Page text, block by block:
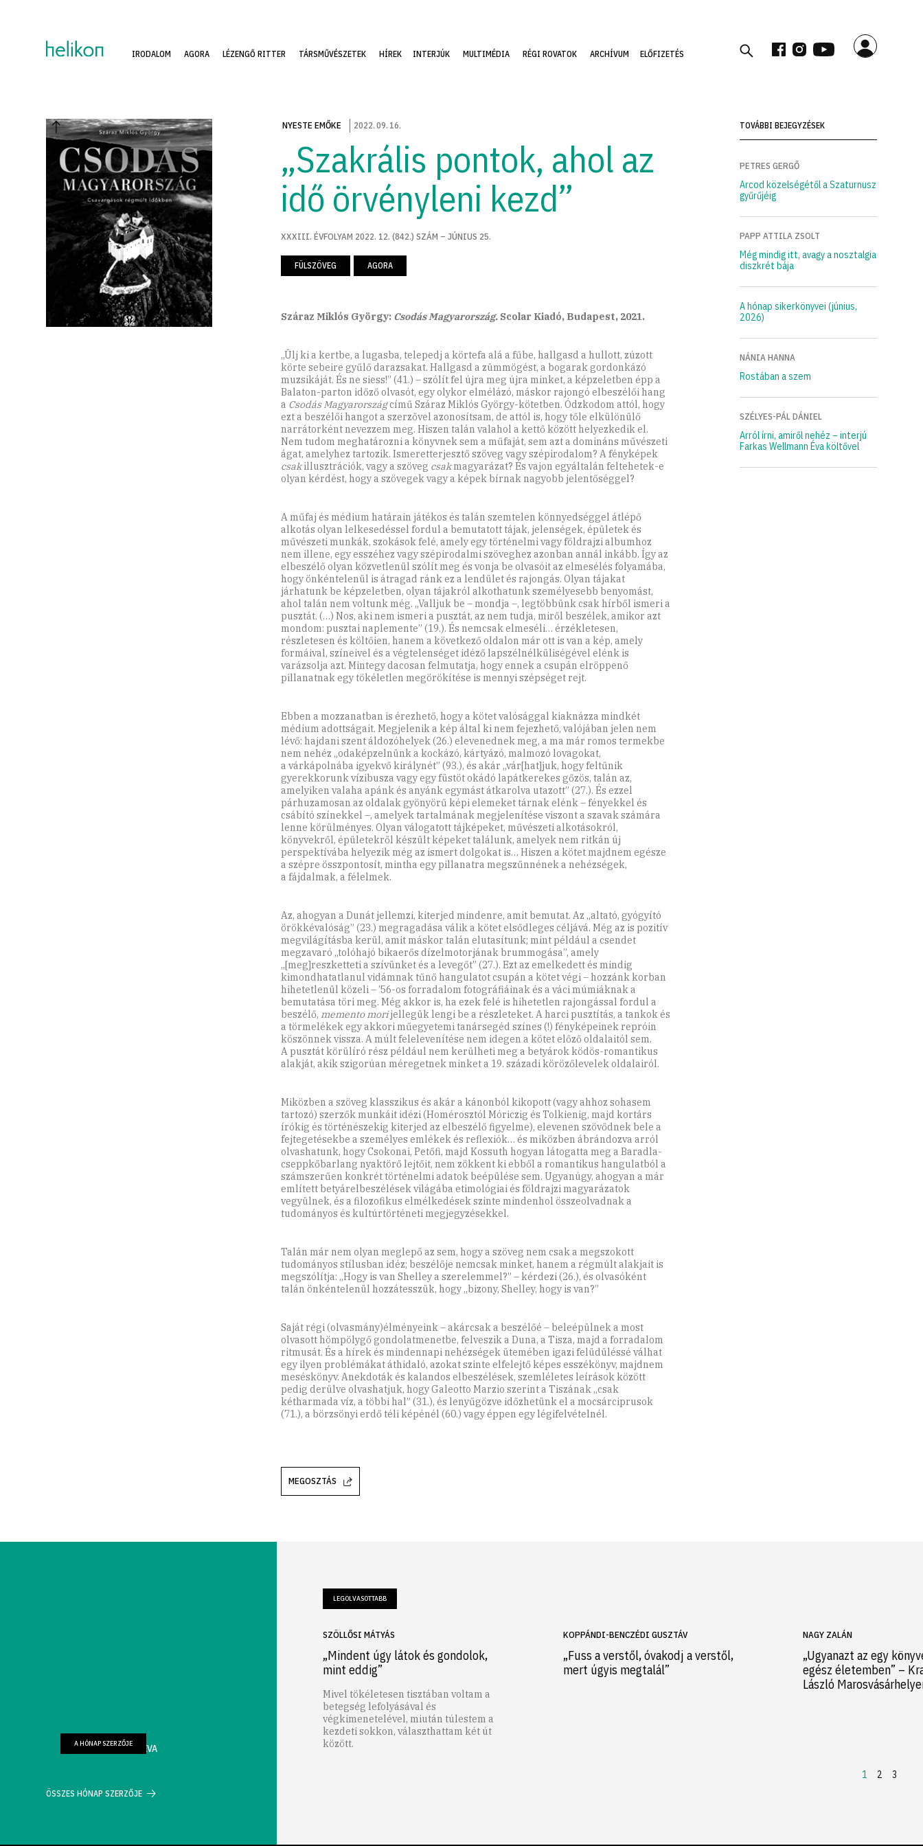
IRODALOM AGORA LÉZENGŐ RITTER TÁRSMŰVÉSZETEK HÍREK INTERJÚK MULTIMÉDIA RÉGI ROVATOK ARCHÍVUM ELŐFIZETÉS
NYESTE EMŐKE 2022.09. 16.
„Szakrális pontok, ahol az
idő örvényleni kezd”
XXXIII. ÉVFOLYAM 2022. 12. (842.) SZÁM – JÚNIUS 25.
FÜLSZÖVEG AGORA
Száraz Miklós György: Csodás Magyarország. Scolar Kiadó, Budapest, 2021.
„Ülj ki a kertbe, a lugasba, telepedj a körtefa alá a fűbe, hallgasd a hullott, zúzott
körte sebeire gyűlő darazsakat. Hallgasd a zümmögést, a bogarak gordonkázó
muzsikáját. És ne siess!” (41.) – szólít fel újra meg újra minket, a képzeletben épp a
Balaton-parton időző olvasót, egy olykor elmélázó, máskor rajongó elbeszélői hang
a Csodás Magyarországcímű Száraz Miklós György-kötetben. Ódzkodom attól, hogy
ezt a beszélői hangot a szerzővel azonosítsam, de attól is, hogy tőle elkülönülő
narrátorként nevezzem meg. Hiszen talán valahol a kettő között helyezkedik el.
Nem tudom meghatározni a könyvnek sem a műfaját, sem azt a domináns művészeti
ágat, amelyhez tartozik. Ismeretterjesztő szöveg vagy szépirodalom? A fényképek
csakillusztrációk, vagy a szöveg csakmagyarázat? És vajon egyáltalán feltehetek-e
olyan kérdést, hogy a szövegek vagy a képek bírnak nagyobb jelentőséggel?
A műfaj és médium határain játékos és talán szemtelen könnyedséggel átlépő
alkotás olyan lelkesedéssel fordul a bemutatott tájak, jelenségek, épületek és
művészeti munkák, szokások felé, amely egy történelmi vagy földrajzi albumhoz
nem illene, egy esszéhez vagy szépirodalmi szöveghez azonban annál inkább. Így az
elbeszélő olyan közvetlenül szólít meg és vonja be olvasóit az elmesélés folyamába,
hogy önkéntelenül is átragad ránk ez a lendület és rajongás. Olyan tájakat
járhatunk be képzeletben, olyan tájakról alkothatunk személyesebb benyomást,
ahol talán nem voltunk még. „Valljuk be – mondja –, legtöbbünk csak hírből ismeri a
pusztát. (…) Nos, aki nem ismeri a pusztát, az nem tudja, miről beszélek, amikor azt
mondom: pusztai naplemente” (19.). És nemcsak elmeséli… érzékletesen,
részletesen és költőien, hanem a következő oldalon már ott is van a kép, amely
formáival, színeivel és a végtelenséget idéző lapszélnélküliségével elénk is
varázsolja azt. Mintegy dacosan felmutatja, hogy ennek a csupán elröppenő
pillanatnak egy tökéletlen megörökítése is mennyi szépséget rejt.
Ebben a mozzanatban is érezhető, hogy a kötet valósággal kiaknázza mindkét
médium adottságait. Megjelenik a kép által ki nem fejezhető, valójában jelen nem
lévő: hajdani szent áldozóhelyek (26.) elevenednek meg, a ma már romos termekbe
nem nehéz „odaképzelnünk a kockázó, kártyázó, malmozó lovagokat,
a várkápolnába igyekvő királynét” (93.), és akár „vár[hat]juk, hogy feltűnik
gyerekkorunk vízibusza vagy egy füstöt okádó lapátkerekes gőzös, talán az,
amelyiken valaha apánk és anyánk egymást átkarolva utazott” (27.). És ezzel
párhuzamosan az oldalak gyönyörű képi elemeket tárnak elénk – fényekkel és
csábító színekkel –, amelyek tartalmának megjelenítése viszont a szavak számára
lenne körülményes. Olyan válogatott tájképeket, művészeti alkotásokról,
könyvekről, épületekről készült képeket találunk, amelyek nem ritkán új
perspektívába helyezik még az ismert dolgokat is… Hiszen a kötet majdnem egésze
a szépre összpontosít, mintha egy pillanatra megszűnnének a nehézségek,
a fájdalmak, a félelmek.
Az, ahogyan a Dunát jellemzi, kiterjed mindenre, amit bemutat. Az „altató, gyógyító
örökkévalóság” (23.) megragadása válik a kötet elsődleges céljává. Még az is pozitív
megvilágításba kerül, amit máskor talán elutasítunk; mint például a csendet
megzavaró „tolóhajó bikaerős dízelmotorjának brummogása”, amely
„[meg]reszketteti a szívünket és a levegőt” (27.). Ezt az emelkedett és mindig
kimondhatatlanul vidámnak tűnő hangulatot csupán a kötet végi – hozzánk korban
hihetetlenül közeli – ’56-os forradalom fotográfiáinak és a váci múmiáknak a
bemutatása töri meg. Még akkor is, ha ezek felé is hihetetlen rajongással fordul a
beszélő, memento morijellegük lengi be a részleteket. A harci pusztítás, a tankok és
a törmelékek egy akkori műegyetemi tanársegéd színes (!) fényképeinek repróin
köszönnek vissza. A múlt felelevenítése nem idegen a kötet előző oldalaitól sem.
A pusztát körülíró rész például nem kerülheti meg a betyárok ködös-romantikus
alakját, akik szigorúan méregetnek minket a 19. századi körözőlevelek oldalairól.
Miközben a szöveg klasszikus és akár a kánonból kikopott (vagy ahhoz sohasem
tartozó) szerzők munkáit idézi (Homérosztól Móriczig és Tolkienig, majd kortárs
írókig és történészekig kiterjed az elbeszélő figyelme), elevenen szövődnek bele a
fejtegetésekbe a személyes emlékek és reflexiók… és miközben ábrándozva arról
olvashatunk, hogy Csokonai, Petőfi, majd Kossuth hogyan látogatta meg a Baradla-
cseppkőbarlang nyaktörő lejtőit, nem zökkent ki ebből a romantikus hangulatból a
számszerűen konkrét történelmi adatok beépülése sem. Ugyanúgy, ahogyan a már
említett betyárelbeszélések világába etimológiai és földrajzi magyarázatok
vegyülnek, és a filozofikus elmélkedések szinte mindenhol összeolvadnak a
tudományos és kultúrtörténeti megjegyzésekkel.
Talán már nem olyan meglepő az sem, hogy a szöveg nem csak a megszokott
tudományos stílusban idéz; beszélője nemcsak minket, hanem a régmúlt alakjait is
megszólítja: „Hogy is van Shelley a szerelemmel?” – kérdezi (26.), és olvasóként
talán önkéntelenül hozzátesszük, hogy „bizony, Shelley, hogy is van?”
Saját régi (olvasmány)élményeink – akárcsak a beszélőé – beleépülnek a most
olvasott hömpölygő gondolatmenetbe, felveszik a Duna, a Tisza, majd a forradalom
ritmusát. És a hírek és mindennapi nehézségek ütemében igazi felüdüléssé válhat
egy ilyen problémákat áthidaló, azokat szinte elfelejtő képes esszékönyv, majdnem
meséskönyv. Anekdoták és kalandos elbeszélések, szemléletes leírások között
pedig derülve olvashatjuk, hogy Galeotto Marzio szerint a Tiszának „csak
kétharmada víz, a többi hal” (31.), és lenyűgözve időzhetünk el a mocsárciprusok
(71.), a börzsönyi erdő téli képénél (60.) vagy éppen egy légifelvételnél.
MEGOSZTÁS
TOVÁBBI BEJEGYZÉSEK
PETRES GERGŐ
Arcod közelségétől a Szaturnusz
gyűrűjéig
PAPP ATTILA ZSOLT
Még mindig itt, avagy a nosztalgia
diszkrét bája
A hónap sikerkönyvei (június,
2026)
NÁNIA HANNA
Rostában a szem
SZÉLYES-PÁL DÁNIEL
Arról írni, amiről nehéz – interjú
Farkas Wellmann Éva költővel
FARKAS WELLMANN ÉVA
A HÓNAP SZERZŐJE
ÖSSZES HÓNAP SZERZŐJE
LEGOLVASOTTABB
SZÖLLŐSI MÁTYÁS
„Mindent úgy látok és gondolok,
mint eddig”
Mivel tökéletesen tisztában voltam a
betegség lefolyásával és
végkimenetelével, miután túlestem a
kezdeti sokkon, választhattam két út
között.
KOPPÁNDI-BENCZÉDI GUSZTÁV
„Fuss a verstől, óvakodj a verstől,
mert úgyis megtalál”
NAGY ZALÁN
„Ugyanazt az egy
egész életemben” –
László
1 2 3